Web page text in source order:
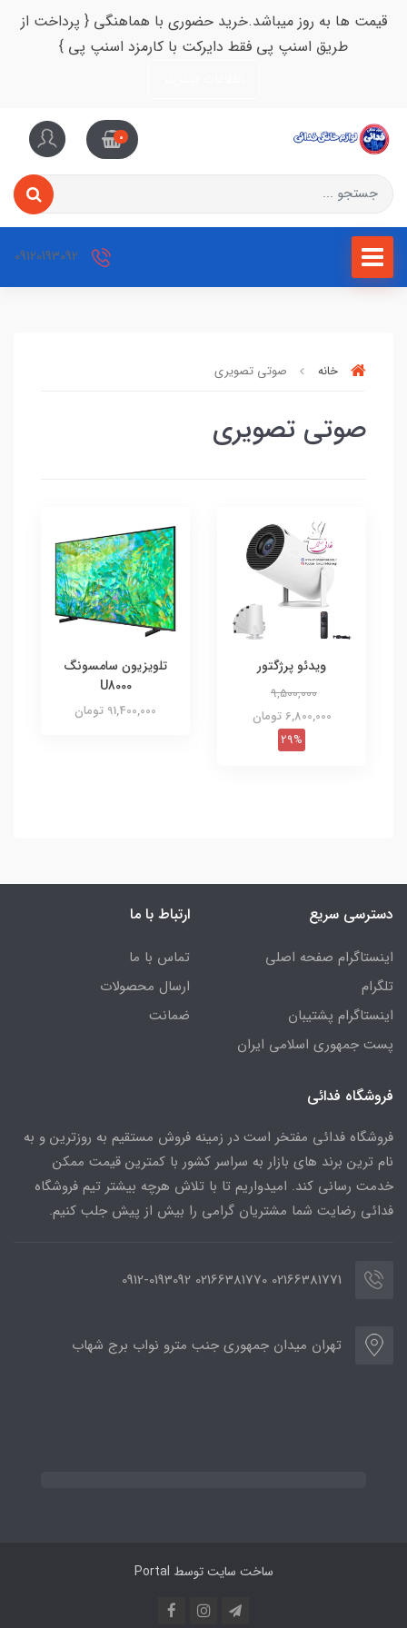
قیمت ها به روز میباشد.خرید حضوری با هماهنگی { پرداخت از
طریق اسنپ پی فقط دایرکت با کارمزد اسنپ پی }
0
خانه صوتی تصویری
صوتی تصویری
ويدئو پرژگتور
9,500,000
6,800,000 تومان
29%
تلویزیون سامسونگ
U8000
91,400,000 تومان
دسترسی سریع
اینستاگرام صفحه اصلی
تلگرام
اینستاگرام پشتیبان
پست جمهوری اسلامی ایران
ارتباط با ما
تماس با ما
ارسال محصولات
ضمانت
فروشگاه فدائی
فروشگاه فدائی مفتخر است در زمینه فروش مستقیم به روزترین و به
نام ترین برند های بازار به سراسر کشور با کمترین قیمت ممکن
خدمت رسانی کند. امیدواریم تا با تلاش هرچه بیشتر تیم فروشگاه
فدائی رضایت شما مشتریان گرامی را بیش از پیش جلب کنیم.
02166381771 02166381770 0912-0193092
تهران میدان جمهوری جنب مترو نواب برج شهاب
ساخت سایت توسط Portal